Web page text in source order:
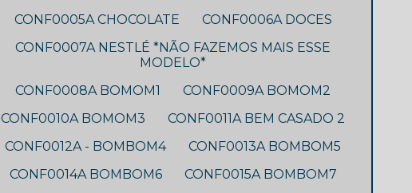
CONF0005A CHOCOLATE
CONF0006A DOCES
CONF0007A NESTLÉ *NÃO FAZEMOS MAIS ESSE
MODELO*
CONF0008A BOMOM1
CONF0009A BOMOM2
CONF0010A BOMOM3
CONF0011A BEM CASADO 2
CONF0012A - BOMBOM4
CONF0013A BOMBOM5
CONF0014A BOMBOM6
CONF0015A BOMBOM7